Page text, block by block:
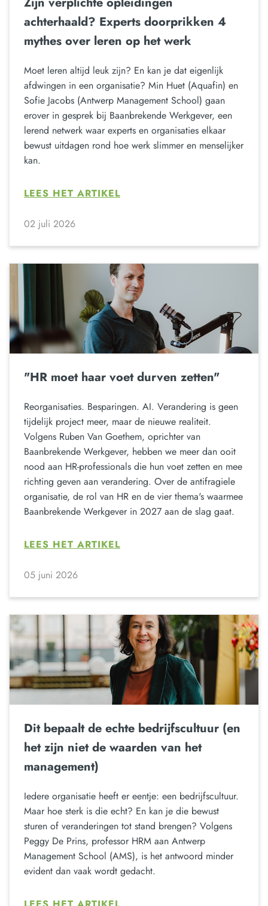
achterhaald? Experts doorprikken 4
mythes over leren op het werk
Moet leren altijd leuk zijn? En kan je dat eigenlijk
afdwingen in een organisatie? Min Huet (Aquafin) en
Sofie Jacobs (Antwerp Management School) gaan
erover in gesprek bij Baanbrekende Werkgever, een
lerend netwerk waar experts en organisaties elkaar
bewust uitdagen rond hoe werk slimmer en menselijker
kan.
LEES HET ARTIKEL
02 juli 2026
"HR moet haar voet durven zetten"
Reorganisaties. Besparingen. AI. Verandering is geen
tijdelijk project meer, maar de nieuwe realiteit.
Volgens Ruben Van Goethem, oprichter van
Baanbrekende Werkgever, hebben we meer dan ooit
nood aan HR-professionals die hun voet zetten en mee
richting geven aan verandering. Over de antifragiele
organisatie, de rol van HR en de vier thema's waarmee
Baanbrekende Werkgever in 2027 aan de slag gaat.
LEES HET ARTIKEL
05 juni 2026
Dit bepaalt de echte bedrijfscultuur (en
het zijn niet de waarden van het
management)
Iedere organisatie heeft er eentje: een bedrijfscultuur.
Maar hoe sterk is die echt? En kan je die bewust
sturen of veranderingen tot stand brengen? Volgens
Peggy De Prins, professor HRM aan Antwerp
Management School (AMS), is het antwoord minder
evident dan vaak wordt gedacht.